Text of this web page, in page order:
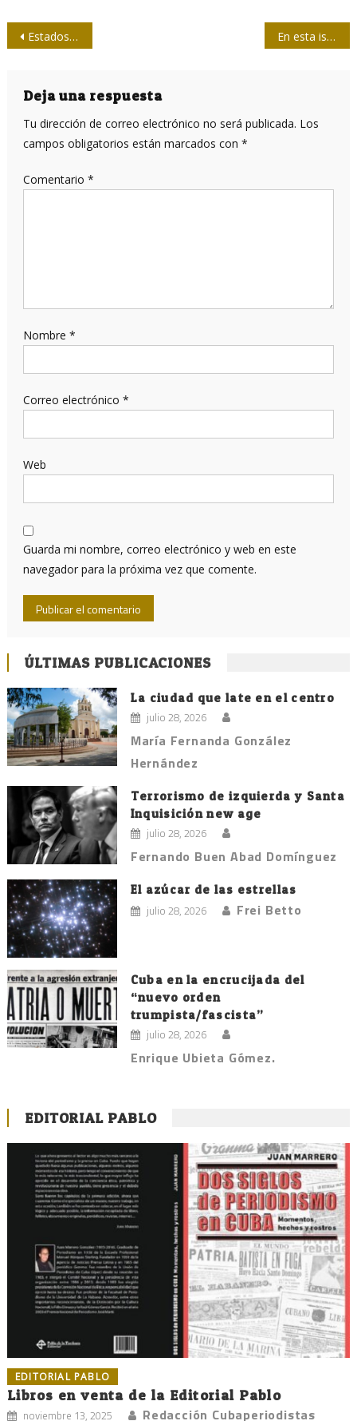
Navegación
entradas
Estados Unidos y la violencia diseminada por extremistas con pasado militar En esta isla de luz y paz, la soberanía no está en venta
Deja una respuesta
Tu dirección de correo electrónico no será publicada. Los
campos obligatorios están marcados con *
Comentario *
Nombre *
Correo electrónico *
Web
Guarda mi nombre, correo electrónico y web en este
navegador para la próxima vez que comente.
ÚLTIMAS PUBLICACIONES
La ciudad que late en el centro
julio 28, 2026
María Fernanda González
Hernández
Terrorismo de izquierda y Santa
Inquisición new age
julio 28, 2026
Fernando Buen Abad Domínguez
El azúcar de las estrellas
julio 28, 2026 Frei Betto
Cuba en la encrucijada del
“nuevo orden
trumpista/fascista”
julio 28, 2026
Enrique Ubieta Gómez.
EDITORIAL PABLO
EDITORIAL PABLO
Libros en venta de la Editorial Pablo
noviembre 13, 2025 Redacción Cubaperiodistas